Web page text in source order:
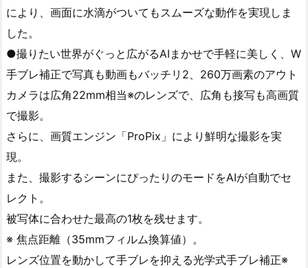
により、画面に水滴がついてもスムーズな動作を実現しま
した。
●撮りたい世界がぐっと広がるAIまかせで手軽に美しく、W
手ブレ補正で写真も動画もバッチリ2、260万画素のアウト
カメラは広角22mm相当※のレンズで、広角も接写も高画質
で撮影。
さらに、画質エンジン「ProPix」により鮮明な撮影を実
現。
また、撮影するシーンにぴったりのモードをAIが自動でセ
レクト。
被写体に合わせた最高の1枚を残せます。
※ 焦点距離（35mmフィルム換算値）。
レンズ位置を動かして手ブレを抑える光学式手ブレ補正※